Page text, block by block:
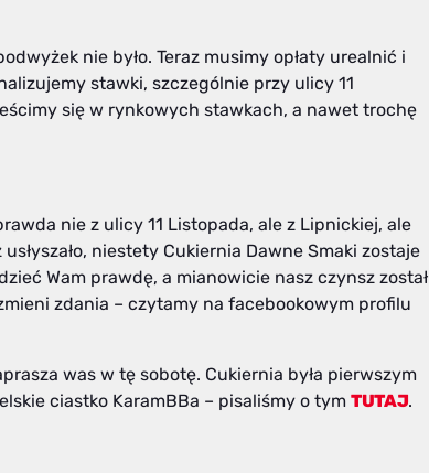
nie było. Teraz musimy opłaty urealnić i
stawki, szczególnie przy ulicy 11
się w rynkowych stawkach, a nawet trochę
nie z ulicy 11 Listopada, ale z Lipnickiej, ale
niestety Cukiernia Dawne Smaki zostaje
Wam prawdę, a mianowicie nasz czynsz został
zdania – czytamy na facebookowym profilu
was w tę sobotę. Cukiernia była pierwszym
ciastko KaramBBa – pisaliśmy o tym TUTAJ.